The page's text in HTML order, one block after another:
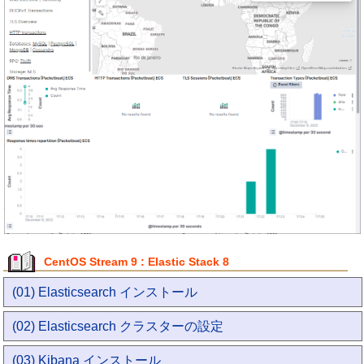
CentOS Stream 9 : Elastic Stack 8
(01) Elasticsearch インストール
(02) Elasticsearch クラスターの設定
(03) Kibana インストール